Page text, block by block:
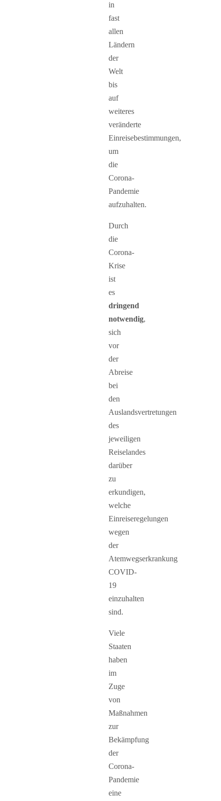
in
fast
allen
Ländern
der
Welt
bis
auf
weiteres
veränderte
Einreisebestimmungen,
um
die
Corona-
Pandemie
aufzuhalten.
Durch
die
Corona-
Krise
ist
es
dringend
notwendig,
sich
vor
der
Abreise
bei
den
Auslandsvertretungen
des
jeweiligen
Reiselandes
darüber
zu
erkundigen,
welche
Einreiseregelungen
wegen
der
Atemwegserkrankung
COVID-
19
einzuhalten
sind.
Viele
Staaten
haben
im
Zuge
von
Maßnahmen
zur
Bekämpfung
der
Corona-
Pandemie
eine